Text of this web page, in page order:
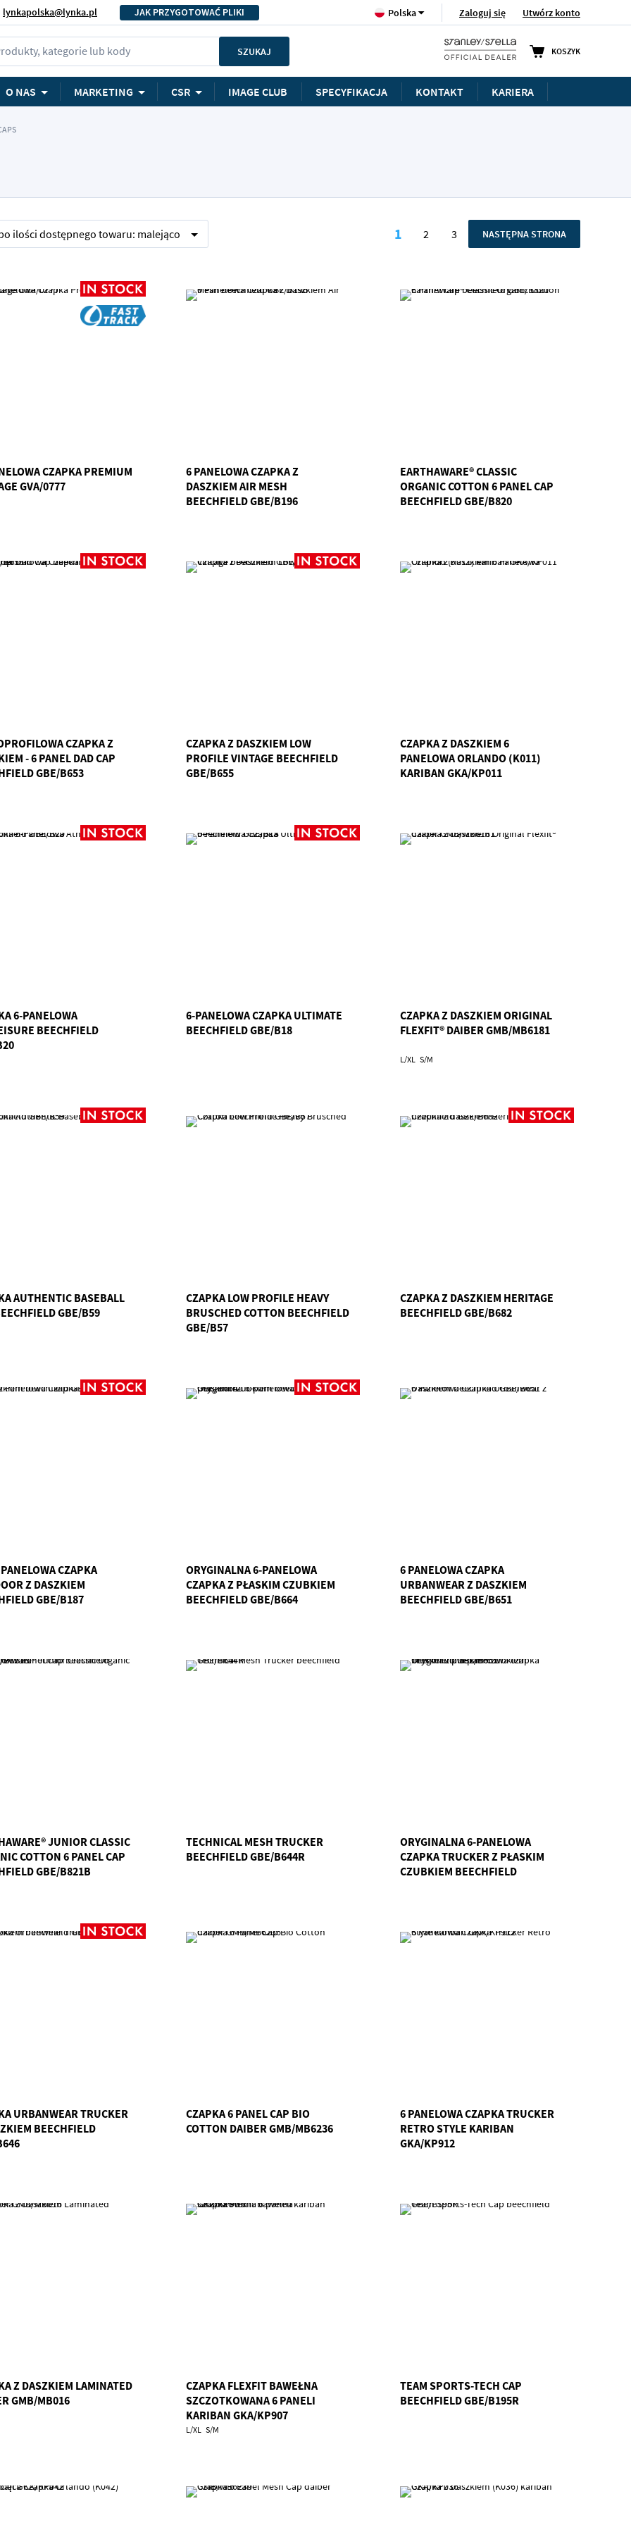
lynkapolska@lynka.pl JAK PRZYGOTOWAĆ PLIKI Zaloguj się Utwórz konto
Polska
KOSZYK
kategorie lub kody SZUKAJ
O NAS MARKETING CSR IMAGE CLUB SPECYFIKACJA KONTAKT KARIERA
Aktualnie czytasz stronę
1 Strona
2 Strona
3 STRONA
NASTĘPNA STRONA
ilości dostępnego towaru: malejąco
CZAPKA PREMIUM
GVA/0777
6 PANELOWA CZAPKA Z
DASZKIEM AIR MESH
BEECHFIELD GBE/B196
EARTHAWARE® CLASSIC
ORGANIC COTTON 6 PANEL CAP
BEECHFIELD GBE/B820
CZAPKA Z
- 6 PANEL DAD CAP
GBE/B653
CZAPKA Z DASZKIEM LOW
PROFILE VINTAGE BEECHFIELD
GBE/B655
CZAPKA Z DASZKIEM 6
PANELOWA ORLANDO (K011)
KARIBAN GKA/KP011
6-PANELOWA
BEECHFIELD
6-PANELOWA CZAPKA ULTIMATE
BEECHFIELD GBE/B18
CZAPKA Z DASZKIEM ORIGINAL
FLEXFIT® DAIBER GMB/MB6181
L/XL S/M
AUTHENTIC BASEBALL
GBE/B59
CZAPKA LOW PROFILE HEAVY
BRUSCHED COTTON BEECHFIELD
GBE/B57
CZAPKA Z DASZKIEM HERITAGE
BEECHFIELD GBE/B682
CZAPKA
Z DASZKIEM
GBE/B187
ORYGINALNA 6-PANELOWA
CZAPKA Z PŁASKIM CZUBKIEM
BEECHFIELD GBE/B664
6 PANELOWA CZAPKA
URBANWEAR Z DASZKIEM
BEECHFIELD GBE/B651
JUNIOR CLASSIC
COTTON 6 PANEL CAP
GBE/B821B
TECHNICAL MESH TRUCKER
BEECHFIELD GBE/B644R
ORYGINALNA 6-PANELOWA
CZAPKA TRUCKER Z PŁASKIM
CZUBKIEM BEECHFIELD
URBANWEAR TRUCKER
BEECHFIELD
CZAPKA 6 PANEL CAP BIO
COTTON DAIBER GMB/MB6236
6 PANELOWA CZAPKA TRUCKER
RETRO STYLE KARIBAN
GKA/KP912
Z DASZKIEM LAMINATED
GMB/MB016
CZAPKA FLEXFIT BAWEŁNA
SZCZOTKOWANA 6 PANELI
KARIBAN GKA/KP907
L/XL S/M
TEAM SPORTS-TECH CAP
BEECHFIELD GBE/B195R